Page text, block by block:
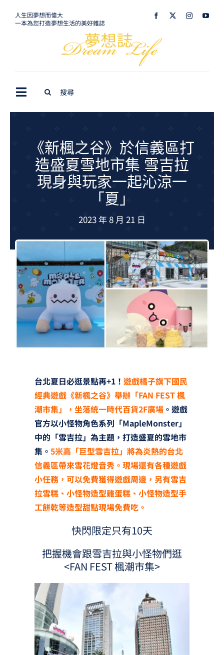
人生因夢想而偉大
一本為您打造夢想生活的美好雜誌
Toggle
Navigation
生活美學
室內設計
GCU大賽
夢想購物
《新楓之谷》於信義區打
造盛夏雪地市集 雪吉拉
現身與玩家一起沁涼一
「夏」
2023 年 8 月 21 日
台北夏日必逛景點再+1！ 遊戲橘子旗下國民
經典遊戲《新楓之谷》舉辦「FAN FEST 楓
潮市集」，坐落統一時代百貨2F廣場。遊戲
官方以小怪物角色系列「MapleMonster」
中的「雪吉拉」為主題，打造盛夏的雪地市
集。 5米高「巨型雪吉拉」將為炎熱的台北
信義區帶來雪花燈音秀。現場還有各種遊戲
小任務，可以免費獲得遊戲周邊，另有雪吉
拉雪糕、小怪物造型雞蛋糕、小怪物造型手
工餅乾等造型甜點現場免費吃。
快閃限定只有10天
把握機會跟雪吉拉與小怪物們逛
<FAN FEST 楓潮市集>